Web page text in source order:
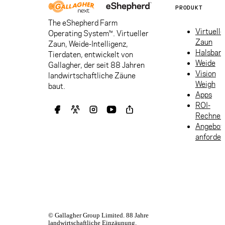
The eShepherd Farm
Operating System™. Virtueller
Zaun, Weide-Intelligenz,
Tierdaten, entwickelt von
Gallagher, der seit 88 Jahren
landwirtschaftliche Zäune
baut.
PRODUKT
Zaun
Weide
Vision
Weigh
Apps
ROI-
Rechner
Angebot
© Gallagher Group Limited. 88 Jahre
landwirtschaftliche Einzäunung.